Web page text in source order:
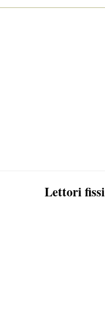
Lettori fissi